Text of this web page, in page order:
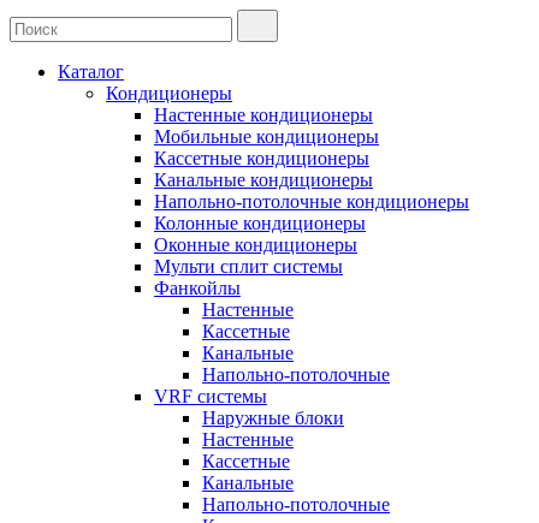
Каталог
Кондиционеры
Настенные кондиционеры
Мобильные кондиционеры
Кассетные кондиционеры
Канальные кондиционеры
Напольно-потолочные кондиционеры
Колонные кондиционеры
Оконные кондиционеры
Мульти сплит системы
Фанкойлы
Настенные
Кассетные
Канальные
Напольно-потолочные
VRF системы
Наружные блоки
Настенные
Кассетные
Канальные
Напольно-потолочные